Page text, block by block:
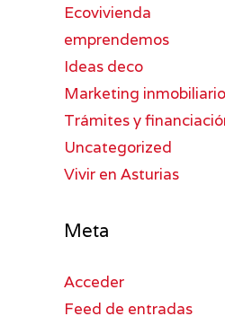
Ecovivienda
emprendemos
Ideas deco
Marketing inmobiliario
Trámites y
Uncategorized
Vivir en Asturias
Meta
Acceder
Feed de entradas